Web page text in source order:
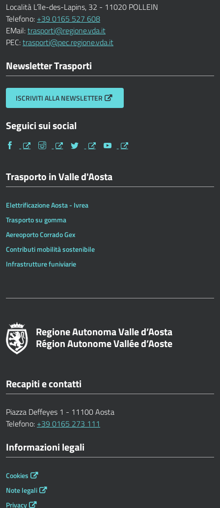
Località L’île-des-Lapins, 32 - 11020 POLLEIN
Telefono: +39 0165 527 608
EMail:trasporti@regione.vda.it
PEC:trasporti@pec.regione.vda.it
Newsletter Trasporti
ISCRIVITI ALLA NEWSLETTER
Seguici sui social
Facebook Instagram Twitter Youtube
Trasporto in Valle d'Aosta
Elettrificazione Aosta - Ivrea
Trasporto su gomma
Aereoporto Corrado Gex
Contributi mobilità sostenibile
Infrastrutture funiviarie
Regione Autonoma Valle d’Aosta
Région Autonome Vallée d’Aoste
Recapiti e contatti
Piazza Deffeyes 1 - 11100 Aosta
Telefono: +39 0165 273 111
Informazioni legali
Cookies
Note legali
Privacy